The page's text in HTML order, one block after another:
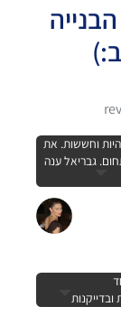
וחששות. את
גבריאל ענה